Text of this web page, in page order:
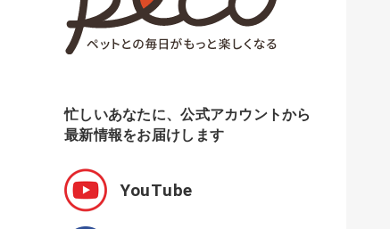
忙しいあなたに、公式アカウントから
最新情報をお届けします
YouTube